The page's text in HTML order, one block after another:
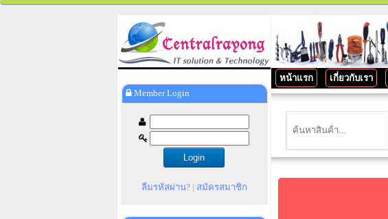
Member Login
ลืมรหัสผ่าน?| สมัครสมาชิก
หน้าแรก เกี่ยวกับเรา